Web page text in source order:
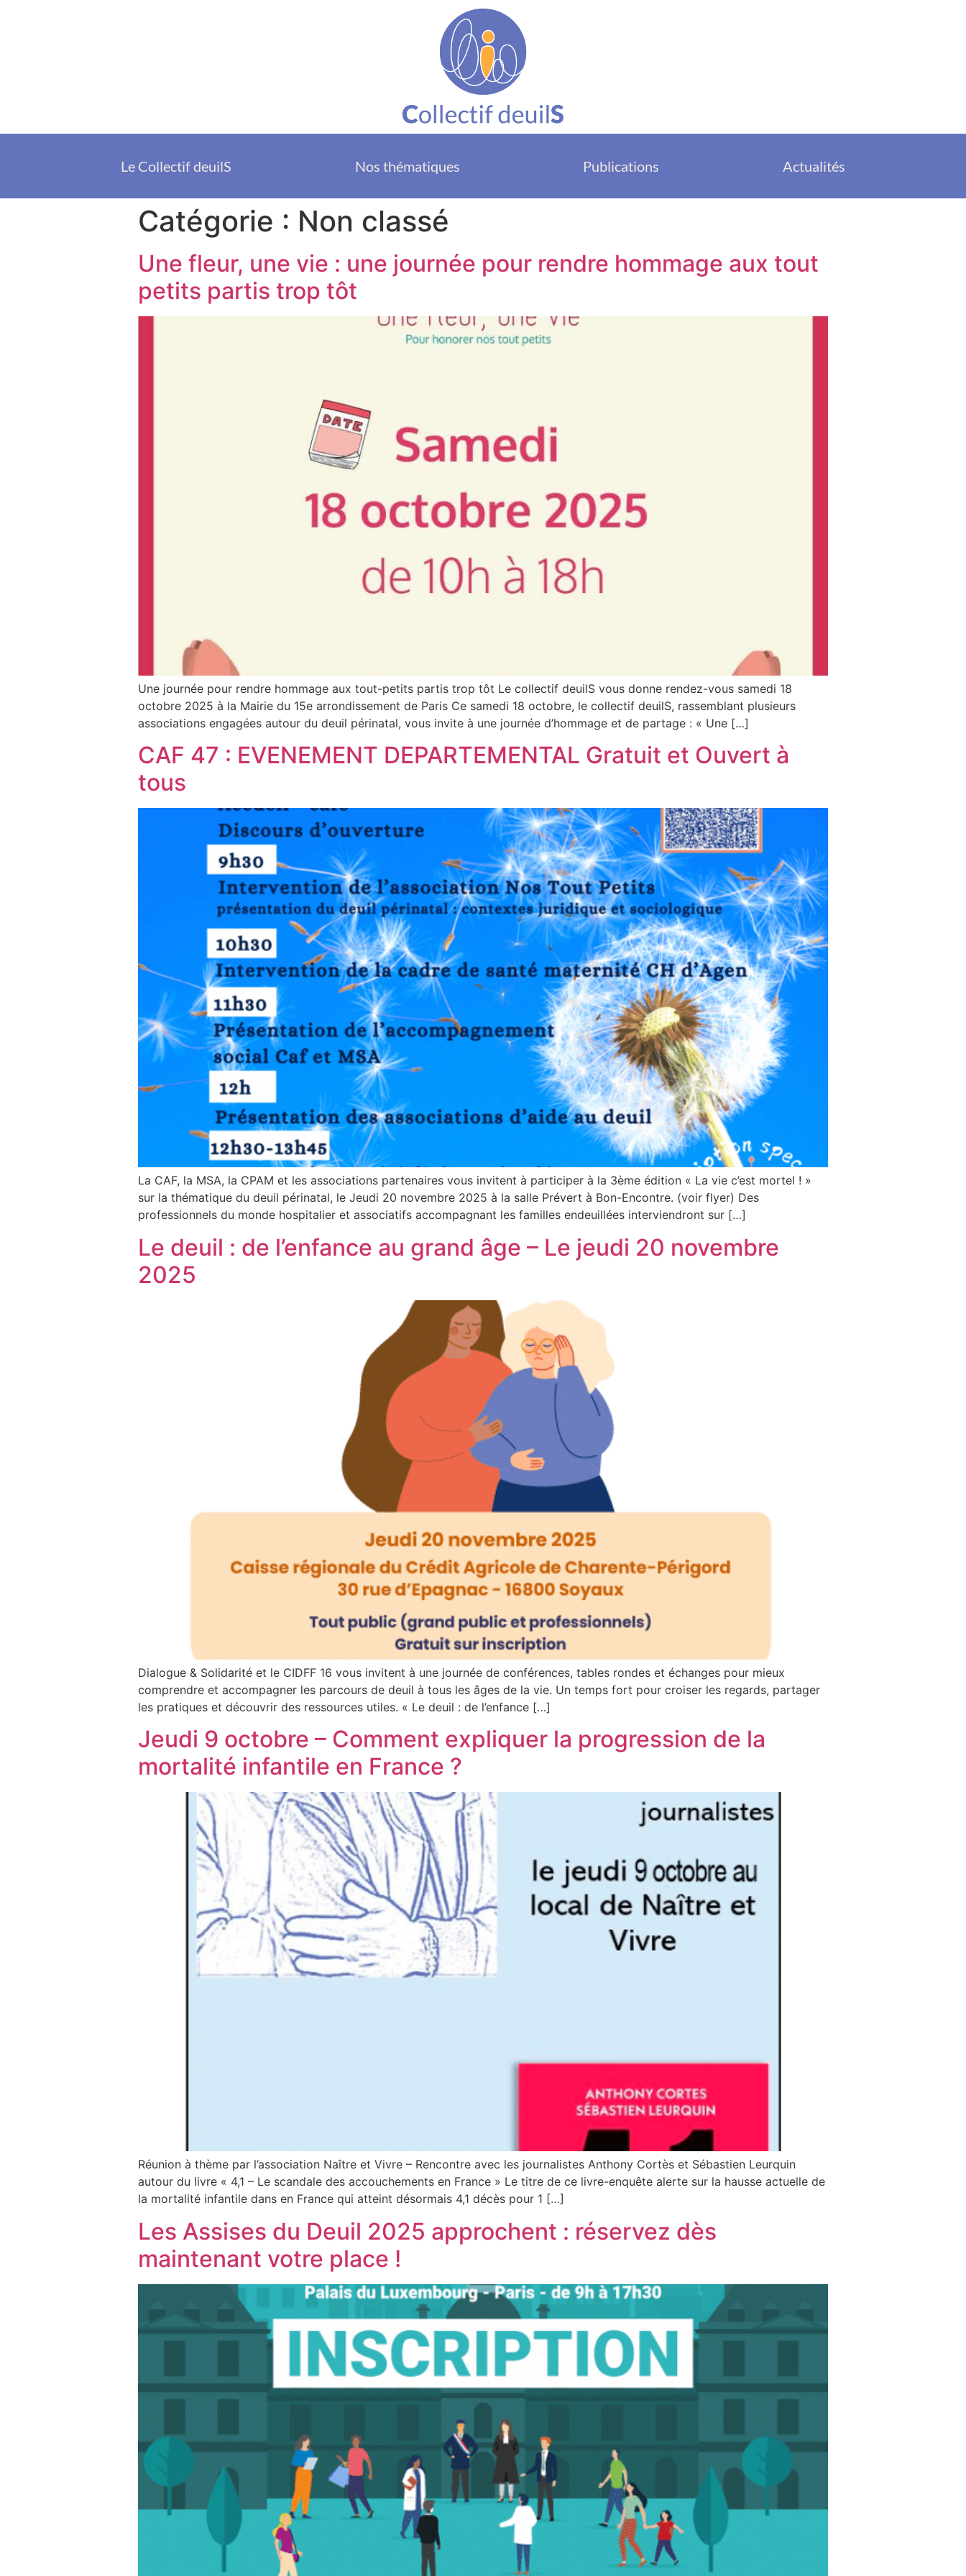
Le Collectif deuilS Nos thématiques Publications Actualités
Catégorie : Non classé
Une fleur, une vie : une journée pour rendre hommage aux tout
petits partis trop tôt
Une journée pour rendre hommage aux tout-petits partis trop tôt Le collectif deuilS vous donne rendez-vous samedi 18
octobre 2025 à la Mairie du 15e arrondissement de Paris Ce samedi 18 octobre, le collectif deuilS, rassemblant plusieurs
associations engagées autour du deuil périnatal, vous invite à une journée d’hommage et de partage : « Une […]
CAF 47 : EVENEMENT DEPARTEMENTAL Gratuit et Ouvert à
tous
La CAF, la MSA, la CPAM et les associations partenaires vous invitent à participer à la 3ème édition « La vie c’est mortel ! »
sur la thématique du deuil périnatal, le Jeudi 20 novembre 2025 à la salle Prévert à Bon-Encontre. (voir flyer) Des
professionnels du monde hospitalier et associatifs accompagnant les familles endeuillées interviendront sur […]
Le deuil : de l’enfance au grand âge – Le jeudi 20 novembre
2025
Dialogue & Solidarité et le CIDFF 16 vous invitent à une journée de conférences, tables rondes et échanges pour mieux
comprendre et accompagner les parcours de deuil à tous les âges de la vie. Un temps fort pour croiser les regards, partager
les pratiques et découvrir des ressources utiles. « Le deuil : de l’enfance […]
Jeudi 9 octobre – Comment expliquer la progression de la
mortalité infantile en France ?
Réunion à thème par l’association Naître et Vivre – Rencontre avec les journalistes Anthony Cortès et Sébastien Leurquin
autour du livre « 4,1 – Le scandale des accouchements en France » Le titre de ce livre-enquête alerte sur la hausse actuelle de
la mortalité infantile dans en France qui atteint désormais 4,1 décès pour 1 […]
Les Assises du Deuil 2025 approchent : réservez dès
maintenant votre place !